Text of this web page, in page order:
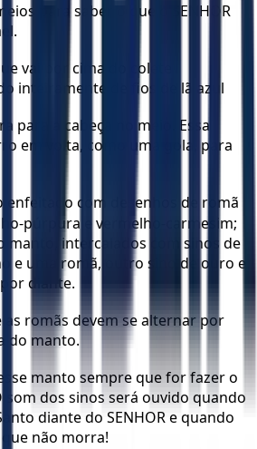
para saber o que o SENHOR
vai por cima do colete
inteiramente de fios de lã azul
para a cabeça no meio. Essa
em volta, como uma gola, para
enfeitado com desenhos de romã
púrpura e vermelho-carmesim;
manto, intercalados com sinos de
e uma romã, outro sino de ouro e
diante.
as romãs devem se alternar por
do manto.
manto sempre que for fazer o
som dos sinos será ouvido quando
diante do SENHOR e quando
não morra!